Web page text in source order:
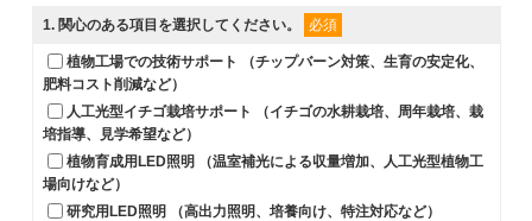
1. 関心のある項目を選択してください。 必須
植物工場での技術サポート （チップバーン対策、生育の安定化、
肥料コスト削減など）
人工光型イチゴ栽培サポート （イチゴの水耕栽培、周年栽培、栽
培指導、見学希望など）
植物育成用LED照明 （温室補光による収量増加、人工光型植物工
場向けなど）
研究用LED照明 （高出力照明、培養向け、特注対応など）